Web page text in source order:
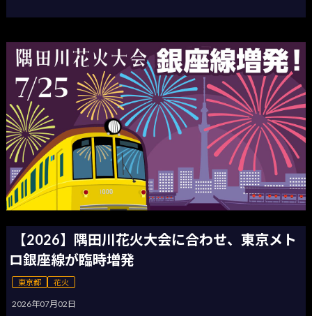
【2026】隅田川花火大会に合わせ、東京メト
ロ銀座線が臨時増発
東京都 花火
2026年07月02日